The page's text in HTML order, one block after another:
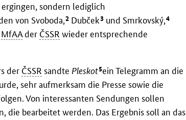
sondern lediglich
von Svoboda,2 Dubček3 und Smrkovský,4
MfAAder ČSSR wieder entsprechende
der ČSSR sandte Pleskot5ein Telegramm an die
sehr aufmerksam die Presse sowie die
Von interessanten Sendungen sollen
die bearbeitet werden. Das Ergebnis soll an das